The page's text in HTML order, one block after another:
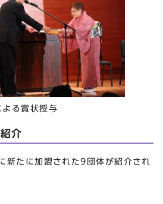
賞状授与
介
新たに加盟された9団体が紹介され